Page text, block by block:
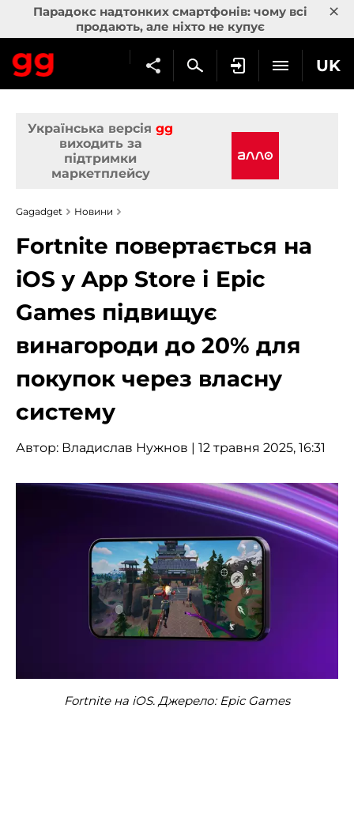
Парадокс надтонких смартфонів: чому всі
продають, але ніхто не купує
×
UK
Українська версія gg
виходить за
підтримки
маркетплейсу
Gagadget Новини
Fortnite повертається на
iOS у App Store і Epic
Games підвищує
винагороди до 20% для
покупок через власну
систему
Автор: Владислав Нужнов | 12 травня 2025, 16:31
Fortnite на iOS. Джерело: Epic Games